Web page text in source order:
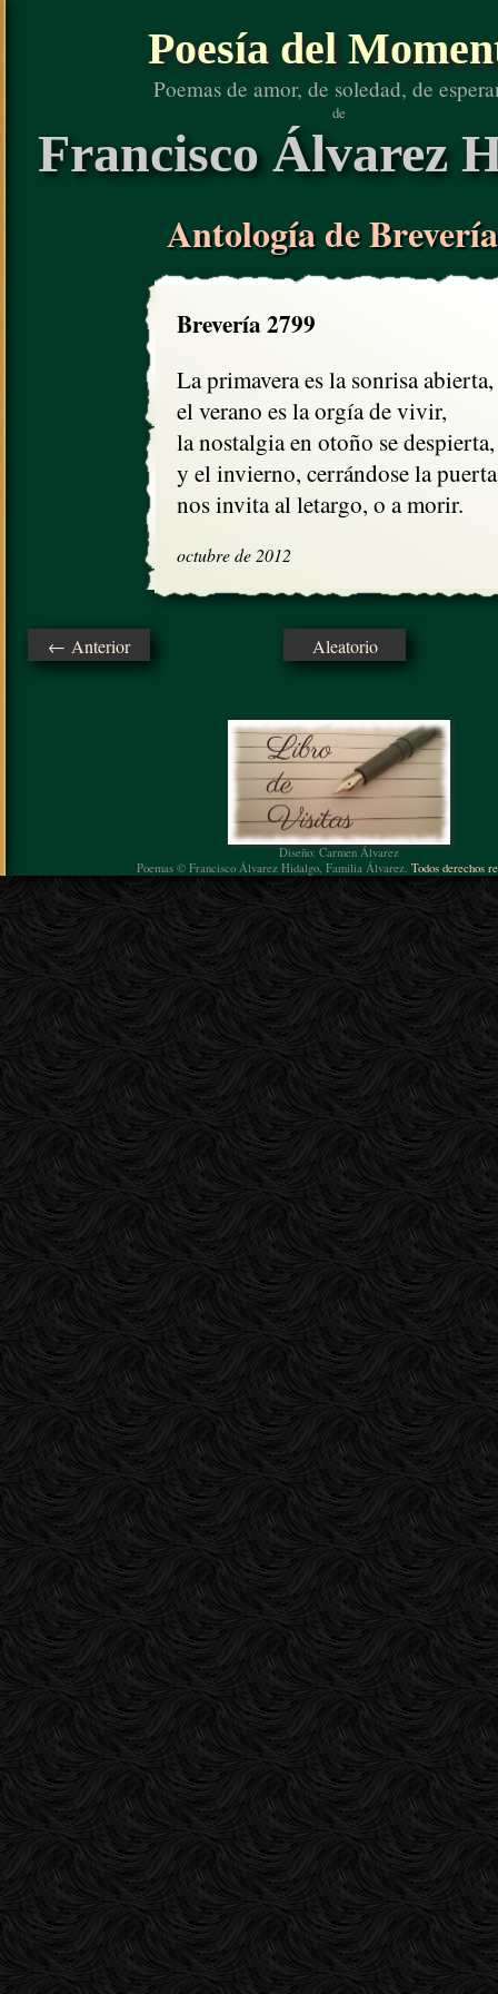
Poesía del
Poemas de amor, de soledad, de
de
Francisco Álvarez
Antología de
Brevería 2799
La primavera es la sonrisa abierta,
el verano es la orgía de vivir,
la nostalgia en otoño se despierta,
y el invierno, cerrándose la
nos invita al letargo, o a morir.
octubre de 2012
← Anterior Aleatorio
Diseño: Carmen Álvarez
Poemas © Francisco Álvarez Hidalgo, Familia Álvarez. Todos derechos